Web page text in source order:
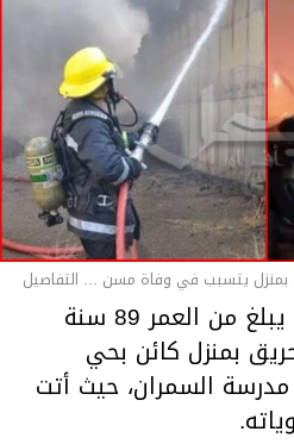
بمنزل يتسبب في وفاة مسن ... التفاصيل
توفي يوم أمس مسن يبلغ من العمر 89 سنة
بمنزل كائن بحي
مدرسة السمران، حيث أتت